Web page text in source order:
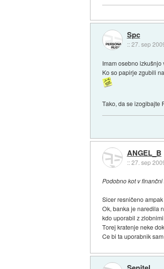
Spc
::27. sep
Imam osebno izkušnjo
Ko so papirje zgubili
Tako, da se izogibajte
ANGEL_B
::27. sep
Podobno kot v
Sicer resničeno
Ok, banka je naredila
kdo uporabil z
Torej kratenje neke
Ce bi ta uporabnik